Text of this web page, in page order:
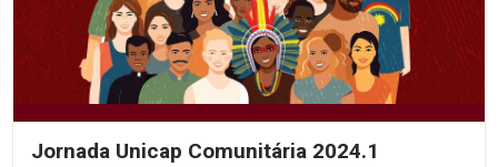
Jornada Unicap Comunitária 2024.1